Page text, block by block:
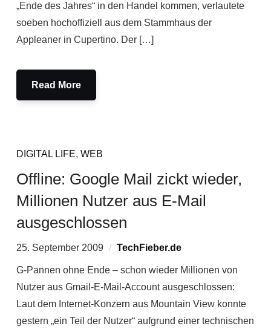
„Ende des Jahres“ in den Handel kommen, verlautete
soeben hochoffiziell aus dem Stammhaus der
Appleaner in Cupertino. Der […]
Read More
DIGITAL LIFE, WEB
Offline: Google Mail zickt wieder,
Millionen Nutzer aus E-Mail
ausgeschlossen
25. September 2009 TechFieber.de
G-Pannen ohne Ende – schon wieder Millionen von
Nutzer aus Gmail-E-Mail-Account ausgeschlossen:
Laut dem Internet-Konzern aus Mountain View konnte
gestern „ein Teil der Nutzer“ aufgrund einer technischen